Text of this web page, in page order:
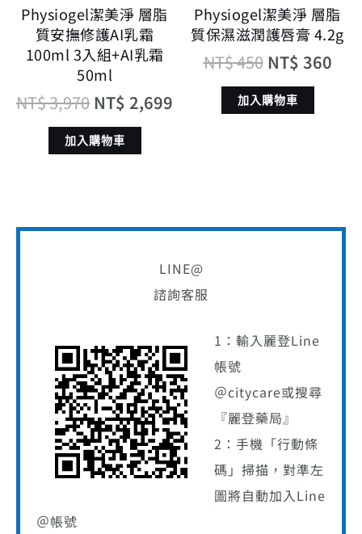
Physiogel潔美淨 層脂
質安撫修護AI乳霜
100ml 3入組+AI乳霜
50ml
NT$3,970 NT$ 2,699
加入購物車
Physiogel潔美淨 層脂
質保濕滋潤護唇膏 4.2g
NT$450 NT$ 360
加入購物車
LINE@
諮詢客服
1：輸入麗登Line
帳號
＠citycare或搜尋
『麗登藥局』
2：手機「行動條
碼」掃描，對準左
圖將自動加入Line
＠帳號